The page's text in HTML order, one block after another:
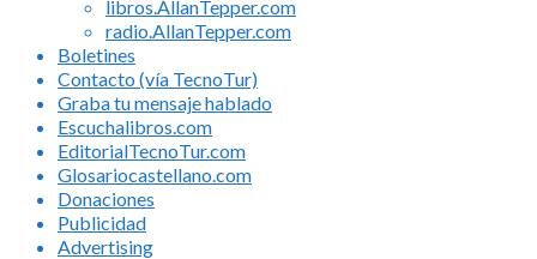
libros.AllanTepper.com
radio.AllanTepper.com
Boletines
Contacto (vía TecnoTur)
Graba tu mensaje hablado
Escuchalibros.com
EditorialTecnoTur.com
Glosariocastellano.com
Donaciones
Publicidad
Advertising